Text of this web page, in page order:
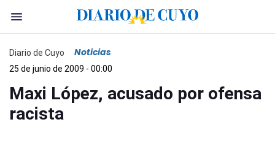
Diario de Cuyo Noticias
25 de junio de 2009 - 00:00
Maxi López, acusado por ofensa
racista